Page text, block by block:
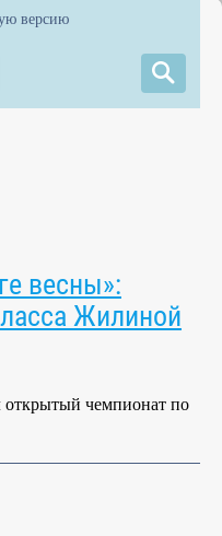
версию
весны»:
Жилиной
открытый чемпионат по